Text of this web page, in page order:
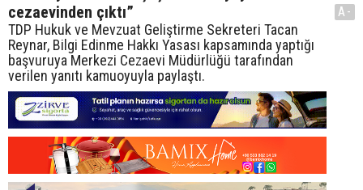
cezaevinden çıktı”
TDP Hukuk ve Mevzuat Geliştirme Sekreteri Tacan
Reynar, Bilgi Edinme Hakkı Yasası kapsamında yaptığı
başvuruya Merkezi Cezaevi Müdürlüğü tarafından
verilen yanıtı kamuoyuyla paylaştı.
A-